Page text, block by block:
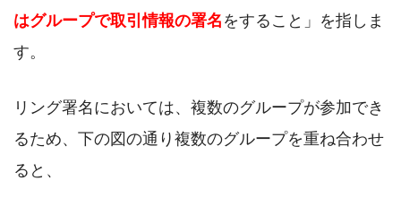
はグループで取引情報の署名をすること」を指しま
す。
リング署名においては、複数のグループが参加でき
るため、下の図の通り複数のグループを重ね合わせ
ると、